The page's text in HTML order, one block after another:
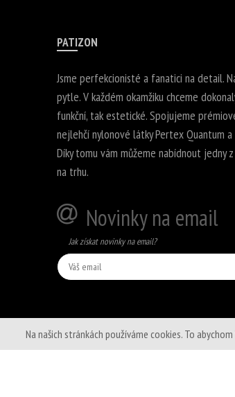
PATIZON
Jsme perfekcionisté a fanatici na detail.
pytle. V každém okamžiku chceme
funkční, tak estetické. Spojujeme
nejlehčí nylonové látky Pertex Quantum
Díky tomu vám můžeme nabídnout jedny
na trhu.
Novinky na email
Jak získat novinky na email?
Na našich stránkách používáme cookies. To